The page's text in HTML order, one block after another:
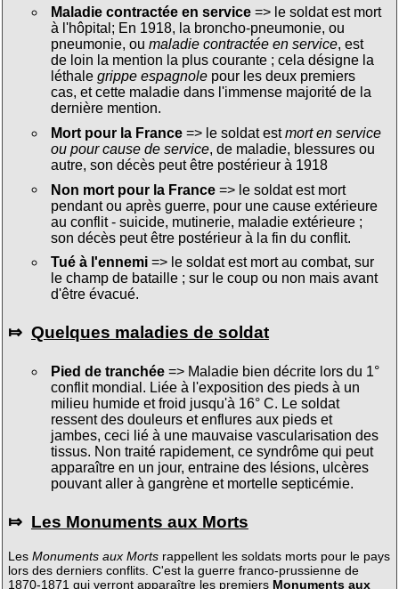
Maladie contractée en service=> le soldat est mort
à l'hôpital; En 1918, la broncho-pneumonie, ou
pneumonie, ou maladie contractée en service, est
de loin la mention la plus courante ; cela désigne la
léthale grippe espagnolepour les deux premiers
cas, et cette maladie dans l'immense majorité de la
dernière mention.
Mort pour la France=> le soldat estmort en service
ou pour cause de service, de maladie, blessures ou
autre, son décès peut être postérieur à 1918
Non mort pour la France=> le soldat est mort
pendant ou après guerre, pour une cause extérieure
au conflit - suicide, mutinerie, maladie extérieure ;
son décès peut être postérieur à la fin du conflit.
Tué à l'ennemi=> le soldat est mort au combat, sur
le champ de bataille ; sur le coup ou non mais avant
d'être évacué.
⤇ Quelques maladies de soldat
Pied de tranchée=> Maladie bien décrite lors du 1°
conflit mondial. Liée à l'exposition des pieds à un
milieu humide et froid jusqu'à 16° C. Le soldat
ressent des douleurs et enflures aux pieds et
jambes, ceci lié à une mauvaise vascularisation des
tissus. Non traité rapidement, ce syndrôme qui peut
apparaître en un jour, entraine des lésions, ulcères
pouvant aller à gangrène et mortelle septicémie.
⤇ Les Monuments aux Morts
Les Monuments aux Mortsrappellent les soldats morts pour le pays
lors des derniers conflits. C'est la guerre franco-prussienne de
1870-1871 qui verront apparaître les premiers Monuments aux